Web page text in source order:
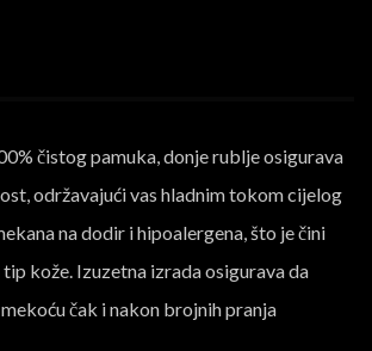
čistog pamuka, donje rublje osigurava
održavajući vas hladnim tokom cijelog
na dodir i hipoalergena, što je čini
kože. Izuzetna izrada osigurava da
čak i nakon brojnih pranja